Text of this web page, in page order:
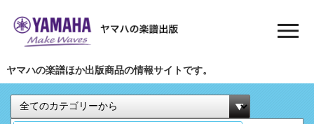
ヤマハの楽譜ほか出版商品の情報サイトです。